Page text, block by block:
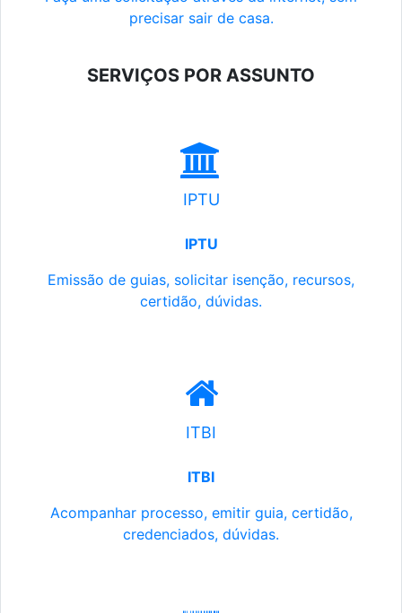
precisar sair de casa.
SERVIÇOS POR ASSUNTO
IPTU
IPTU
Emissão de guias, solicitar isenção, recursos,
certidão, dúvidas.
ITBI
ITBI
Acompanhar processo, emitir guia, certidão,
credenciados, dúvidas.